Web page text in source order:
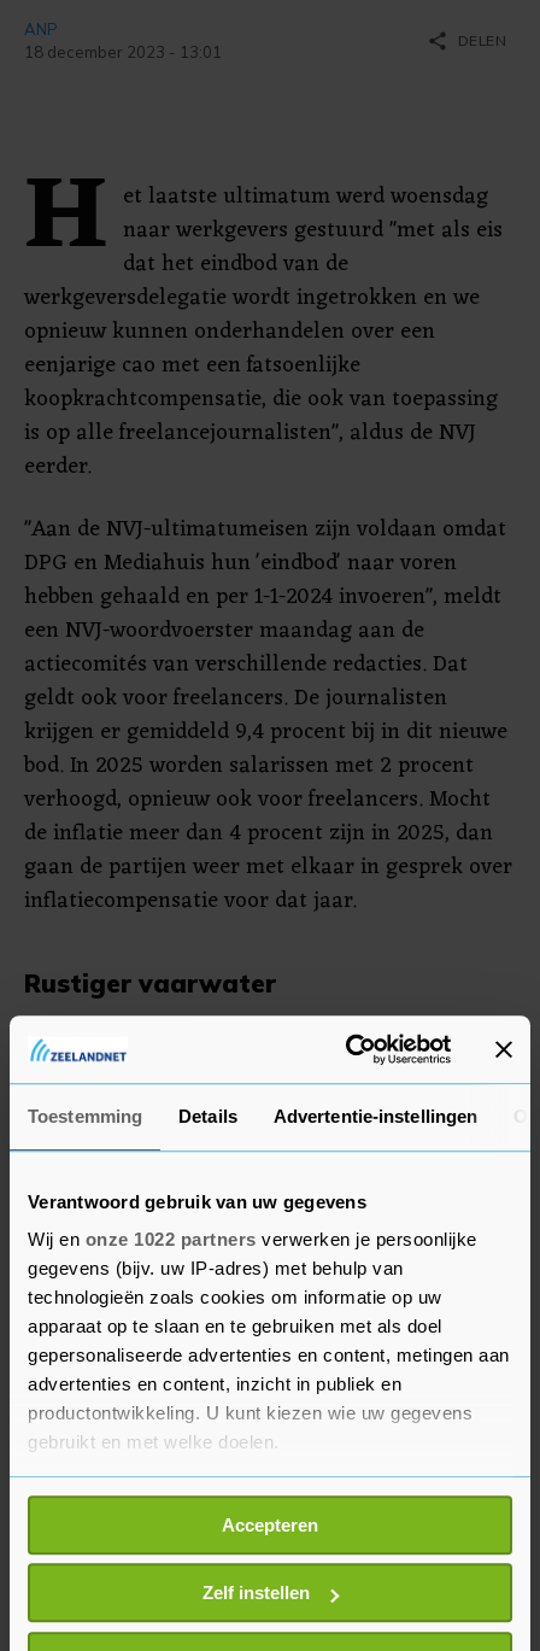
Toestemming Details Advertentie-instellingen
Verantwoord gebruik van uw gegevens
Wij en onze 1022 partners verwerken je persoonlijke
gegevens (bijv. uw IP-adres) met behulp van
technologieën zoals cookies om informatie op uw
apparaat op te slaan en te gebruiken met als doel
gepersonaliseerde advertenties en content, metingen aan
advertenties en content, inzicht in publiek en
productontwikkeling. U kunt kiezen wie uw gegevens
gebruikt en met welke doelen.
Als u het toestaat, willen we ook graag:
Informatie verzamelen over uw geografische
locatie, die tot een paar meter nauwkeurig kan zijn
Uw apparaat identificeren door het actief te
scannen op specifieke eigenschappen (fingerprinting)
Accepteren
Zelf instellen
ANP
18 december 2023 - 13:01
share DELEN
H et laatste ultimatum werd woensdag
naar werkgevers gestuurd "met als eis
dat het eindbod van de
werkgeversdelegatie wordt ingetrokken en we
opnieuw kunnen onderhandelen over een
eenjarige cao met een fatsoenlijke
koopkrachtcompensatie, die ook van toepassing
is op alle freelancejournalisten", aldus de NVJ
eerder.
"Aan de NVJ-ultimatumeisen zijn voldaan omdat
DPG en Mediahuis hun 'eindbod' naar voren
hebben gehaald en per 1-1-2024 invoeren", meldt
een NVJ-woordvoerster maandag aan de
actiecomités van verschillende redacties. Dat
geldt ook voor freelancers. De journalisten
krijgen er gemiddeld 9,4 procent bij in dit nieuwe
bod. In 2025 worden salarissen met 2 procent
verhoogd, opnieuw ook voor freelancers. Mocht
de inflatie meer dan 4 procent zijn in 2025, dan
gaan de partijen weer met elkaar in gesprek over
inflatiecompensatie voor dat jaar.
Rustiger vaarwater
"Het was de uitdrukkelijke wens van werkgevers
om 2025 te betrekken in de cao-afspraak", meldt
de NVJ. Het bod wordt in verder detail besproken
met de werkgevers, laat de NVJ weten. Het proces
komt nu "in een iets rustiger vaarwater", zegt de
woordvoerster. De NVJ is blij dat een mogelijke
staking nu is afgewend, ook een geplande
manifestatie gaat niet door.
Begin oktober hielden honderden journalisten
een 'koffiepauze' voor het DPG Media-gebouw in
Amsterdam uit onvrede over de cao-
onderhandelingen. Vorige maand legden zo'n
duizend journalisten van onder meer de
Volkskrant, NRC en Het Financieele Dagblad een